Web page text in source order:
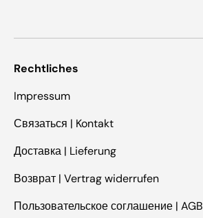
Rechtliches
Impressum
Связаться | Kontakt
Доставка | Lieferung
Возврат | Vertrag widerrufen
Пользовательское соглашение | AGB